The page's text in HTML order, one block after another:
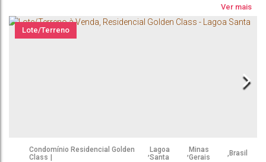
Ver mais
Lote/Terreno
Condomínio Residencial Golden
Class
,Lagoa
Santa
,Minas
Gerais
, Brasil